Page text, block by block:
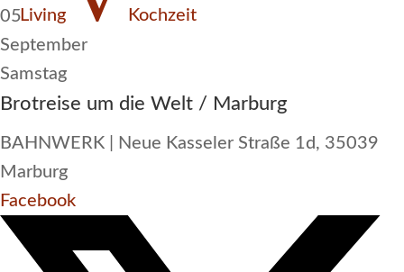
05
September
Samstag
Brotreise um die Welt / Marburg
BAHNWERK | Neue Kasseler Straße 1d, 35039
Marburg
Facebook
Living Kochzeit